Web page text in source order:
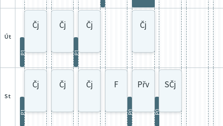
út
Čj Čj Čj Čj
P1 P1
st
Čj Čj Čj F Přv SČj
P1 P0 P0